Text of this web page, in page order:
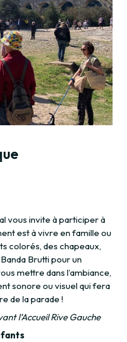
vous invite à participer à
est à vivre en famille ou
colorés, des chapeaux,
Brutti pour un
mettre dans l’ambiance,
sonore ou visuel qui fera
de la parade !
l’Accueil Rive Gauche